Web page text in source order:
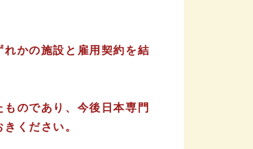
かの施設と雇用契約を結
のであり、今後日本専門
ください。